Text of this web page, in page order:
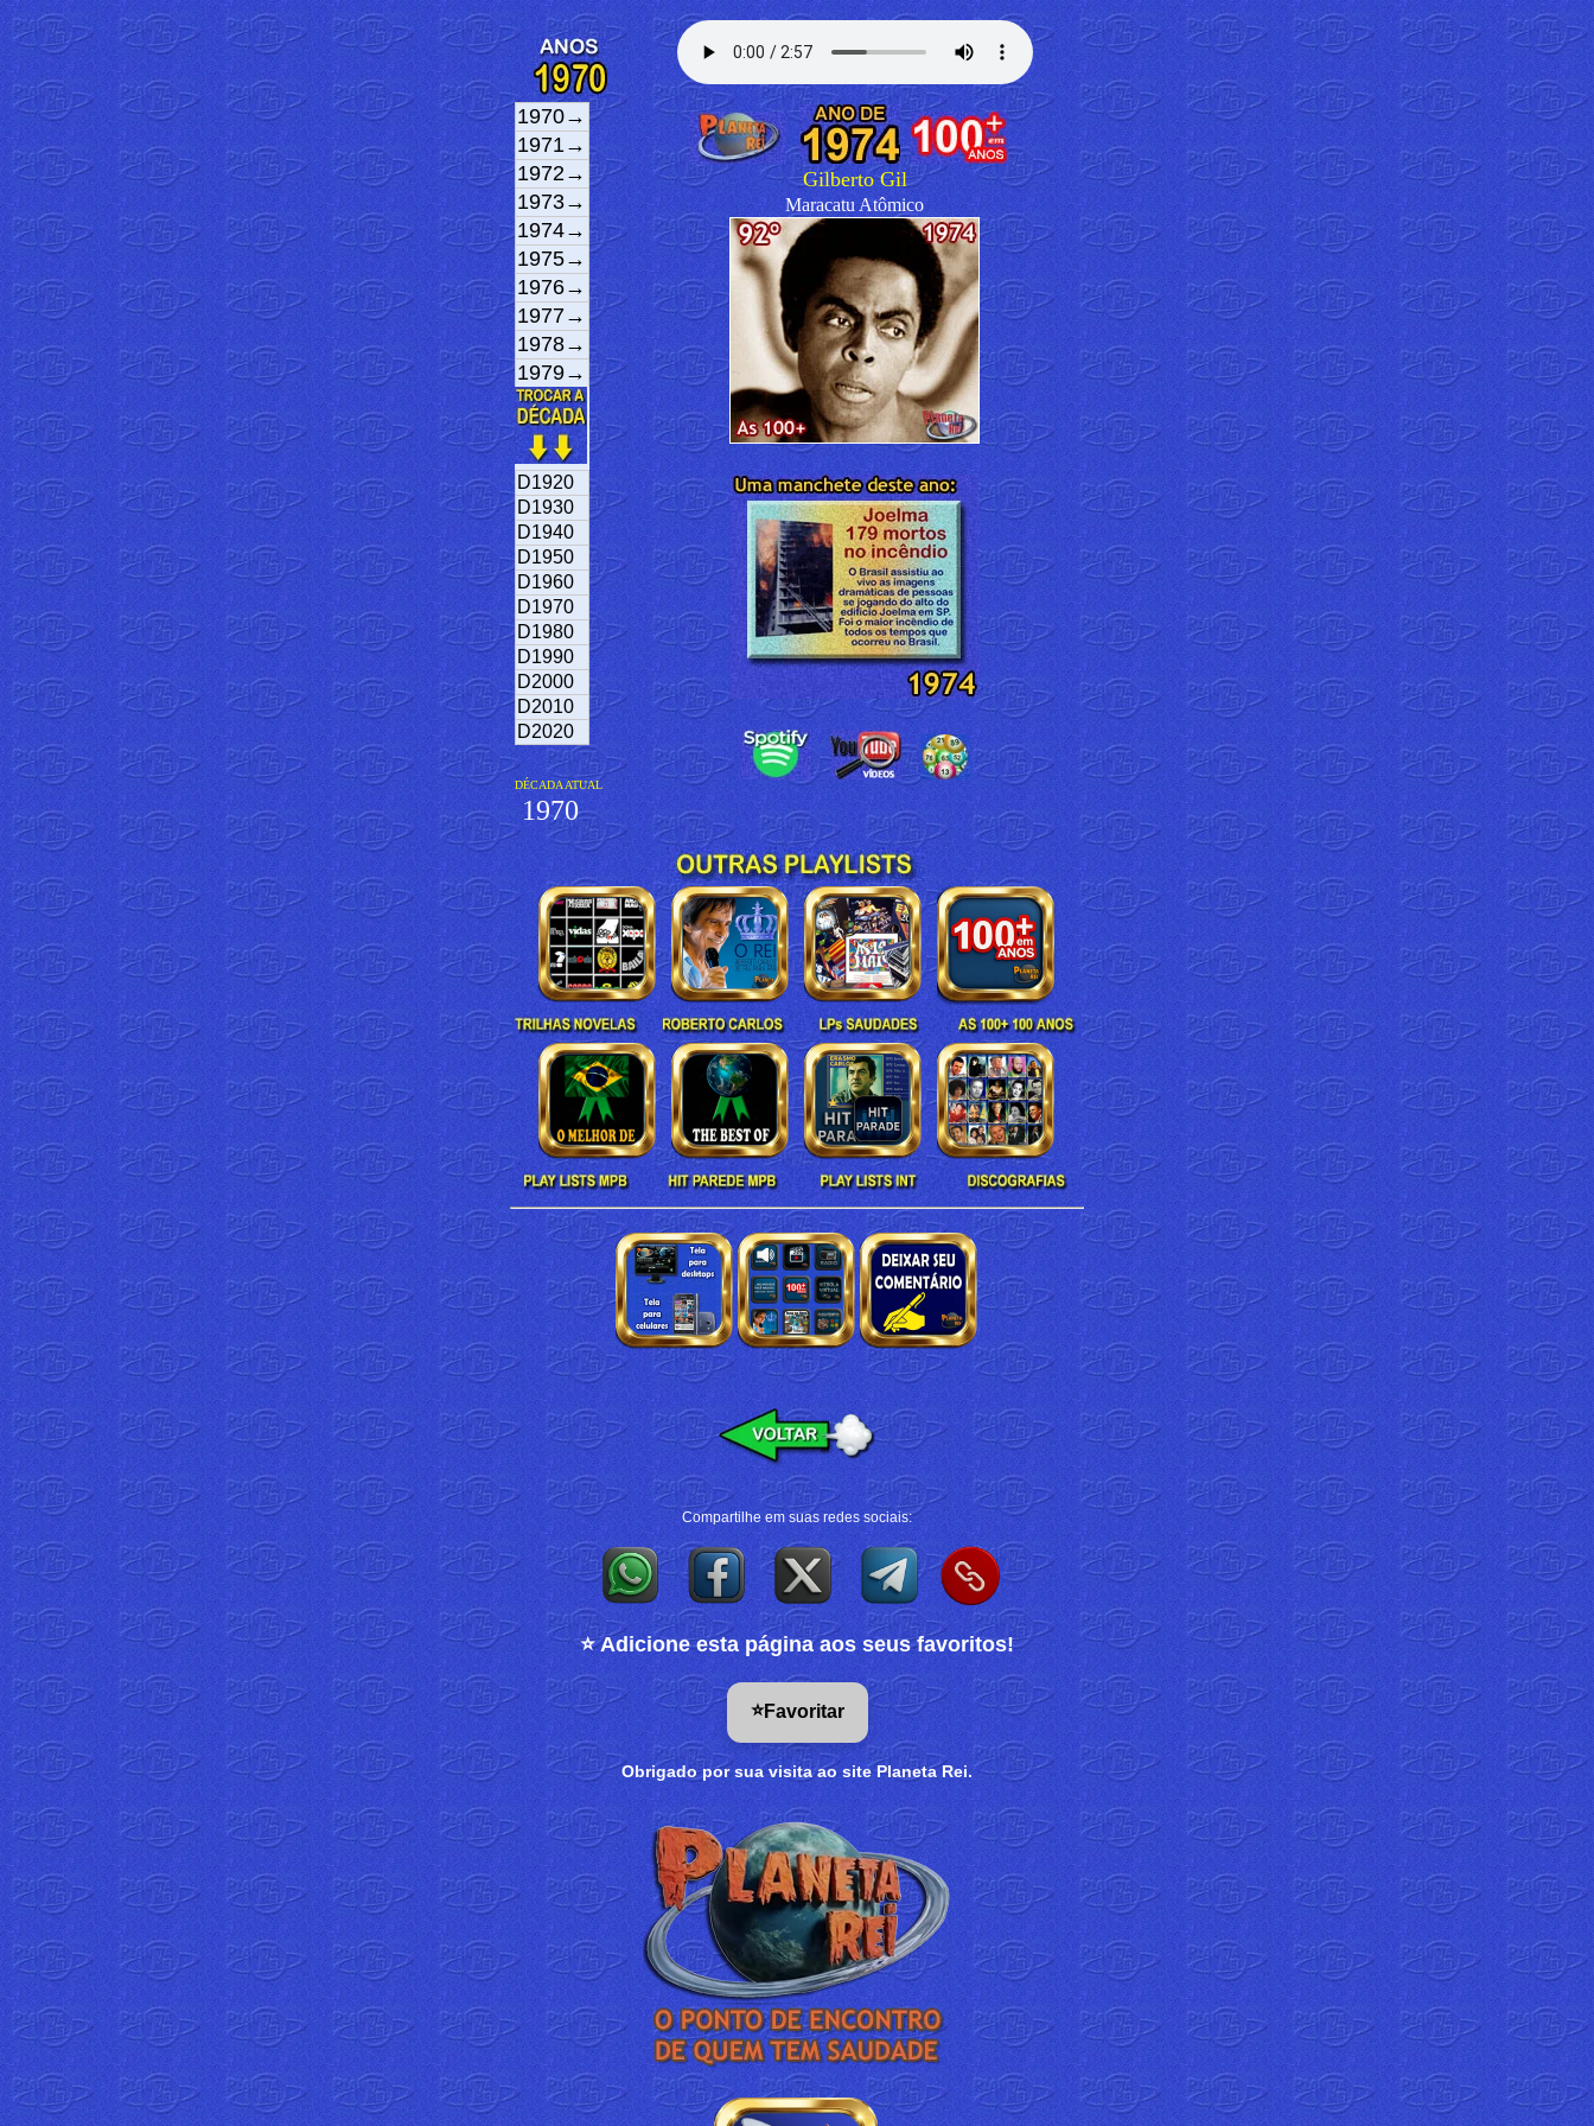
1970→
1971→
1972→
1973→
1974→
1975→
1976→
1977→
1978→
1979→
D1920
D1930
D1940
D1950
D1960
D1970
D1980
D1990
D2000
D2010
D2020
DÉCADA ATUAL
1970
Gilberto Gil
Maracatu Atômico
Compartilhe em suas redes sociais:
⭐ Adicione esta página aos seus favoritos!
⭐Favoritar
Obrigado por sua visita ao site Planeta Rei.